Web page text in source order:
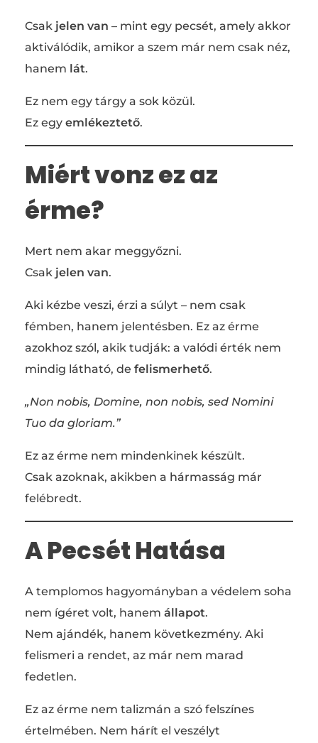
Csak jelen van – mint egy pecsét, amely akkor
aktiválódik, amikor a szem már nem csak néz,
hanem lát.
Ez nem egy tárgy a sok közül.
Ez egy emlékeztető.
Miért vonz ez az
érme?
Mert nem akar meggyőzni.
Csak jelen van.
Aki kézbe veszi, érzi a súlyt – nem csak
fémben, hanem jelentésben. Ez az érme
azokhoz szól, akik tudják: a valódi érték nem
mindig látható, de felismerhető.
„Non nobis, Domine, non nobis, sed Nomini
Tuo da gloriam.”
Ez az érme nem mindenkinek készült.
Csak azoknak, akikben a hármasság már
felébredt.
A Pecsét Hatása
A templomos hagyományban a védelem soha
nem ígéret volt, hanem állapot.
Nem ajándék, hanem következmény. Aki
felismeri a rendet, az már nem marad
fedetlen.
Ez az érme nem talizmán a szó felszínes
értelmében. Nem hárít el veszélyt